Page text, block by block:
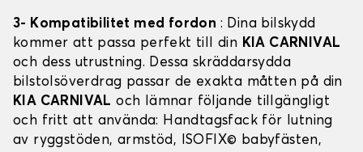
3- Kompatibilitet med fordon : Dina bilskydd
kommer att passa perfekt till din KIA CARNIVAL
och dess utrustning. Dessa skräddarsydda
bilstolsöverdrag passar de exakta måtten på din
KIA CARNIVAL och lämnar följande tillgängligt
och fritt att använda: Handtagsfack för lutning
av ryggstöden, armstöd, ISOFIX© babyfästen,